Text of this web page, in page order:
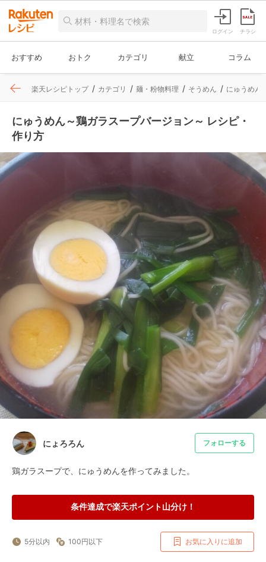
ログイン チラシ
おすすめ おトク カテゴリ 献立 コラム
楽天レシピトップ カテゴリ 麺・粉物料理 そうめん にゅうめん
にゅうめん～鶏ガラスープバージョン～ レシピ・
作り方
にょろろん フォローする
鶏ガラスープで、にゅうめんを作ってみました。
条件達成で楽天ポイント山分け！
5分以内 100円以下 お気に入りに追加